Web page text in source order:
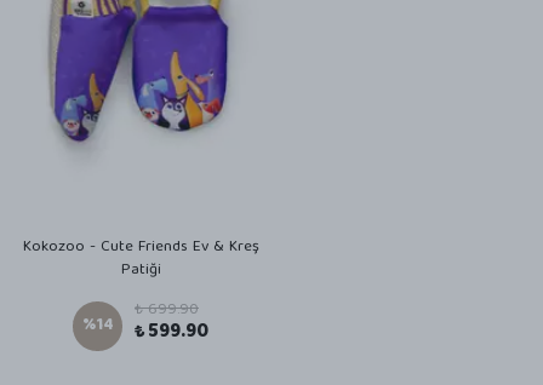
Kokozoo - Cute Friends Ev & Kreş
Patiği
%14
₺ 699.90
₺ 599.90